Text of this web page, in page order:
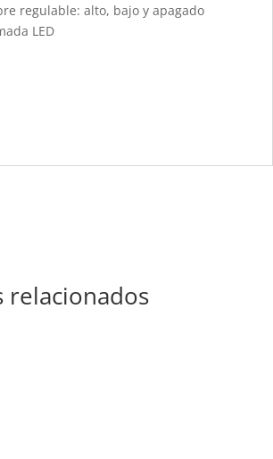
regulable: alto, bajo y apagado
LED
relacionados